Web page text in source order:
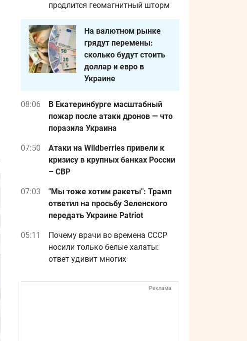
продлится геомагнитный шторм
На валютном рынке
грядут перемены:
сколько будут стоить
доллар и евро в
Украине
08:06
В Екатеринбурге масштабный
пожар после атаки дронов — что
поразила Украина
07:50
Атаки на Wildberries привели к
кризису в крупных банках России
– СВР
07:03
"Мы тоже хотим ракеты": Трамп
ответил на просьбу Зеленского
передать Украине Patriot
05:11
Почему врачи во времена СССР
носили только белые халаты:
ответ удивит многих
Реклама